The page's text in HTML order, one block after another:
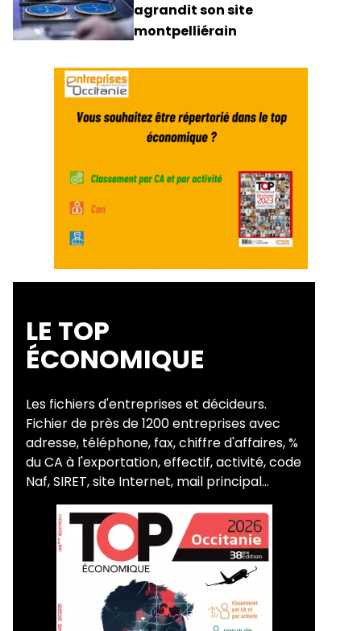
agrandit son site
montpelliérain
LE TOP
ÉCONOMIQUE
Les fichiers d'entreprises et décideurs.
Fichier de près de 1200 entreprises avec
adresse, téléphone, fax, chiffre d'affaires, %
du CA à l'exportation, effectif, activité, code
Naf, SIRET, site Internet, mail principal...